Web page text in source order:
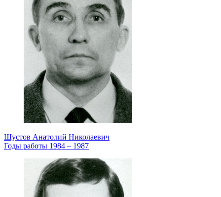
Шустов Анатолий Николаевич
Годы работы 1984 – 1987